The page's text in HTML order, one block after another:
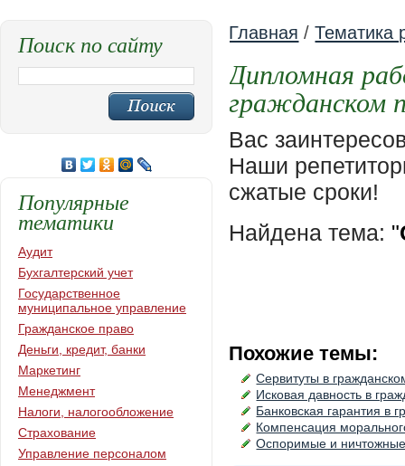
Главная /Тематика
Дипломная
гражданском
Вас
Наши
сжатые сроки!
Найдена тема: "
Похожие темы:
Сервитуты в
Исковая давность в
Банковская гарантия в
Компенсация
Оспоримые и
Поиск по сайту
Популярные
тематики
Аудит
Бухгалтерский учет
Государственное
муниципальное управление
Гражданское право
Деньги, кредит, банки
Маркетинг
Менеджмент
Налоги, налогообложение
Страхование
Управление персоналом